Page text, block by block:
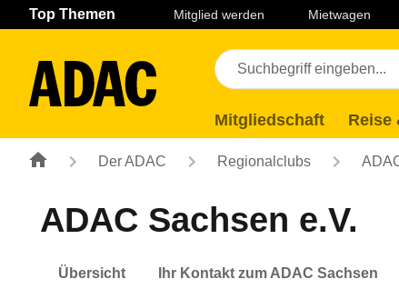
Navigation Seiteninhalt Fußzeile
Top Themen Mitglied werden Mietwagen
Mitgliedschaft Reise
Der ADAC Regionalclubs
ADAC Sachsen e.V.
Übersicht Ihr Kontakt zum ADAC Sachsen